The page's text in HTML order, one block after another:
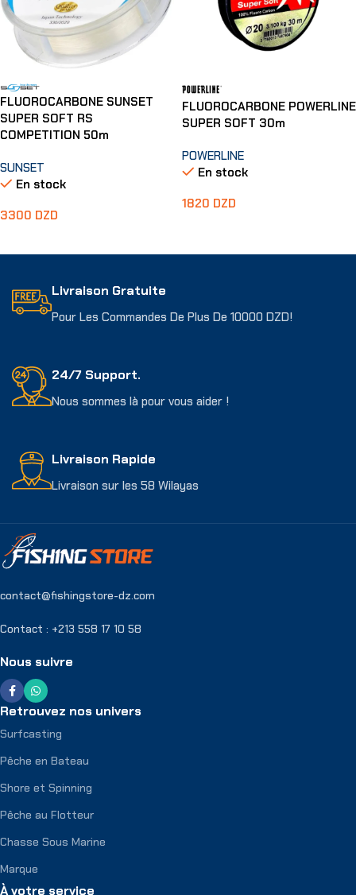
FLUOROCARBONE SUNSET
SUPER SOFT RS
COMPETITION 50m
SUNSET
En stock
3300 DZD
FLUOROCARBONE POWERLINE
SUPER SOFT 30m
POWERLINE
En stock
1820 DZD
Livraison Gratuite
Pour Les Commandes De Plus De 10000 DZD!
24/7 Support.
Nous sommes là pour vous aider !
Livraison Rapide
Livraison sur les 58 Wilayas
contact@fishingstore-dz.com
Contact : +213 558 17 10 58
Nous suivre
Retrouvez nos univers
Surfcasting
Pêche en Bateau
Shore et Spinning
Pêche au Flotteur
Chasse Sous Marine
Marque
À votre service